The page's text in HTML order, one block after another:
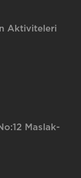
Aktiviteleri
Maslak-